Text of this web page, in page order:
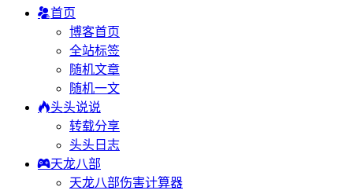
首页
博客首页
全站标签
随机文章
随机一文
头头说说
转载分享
头头日志
天龙八部
天龙八部伤害计算器